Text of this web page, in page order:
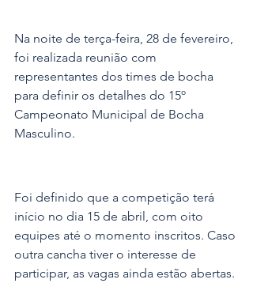
Na noite de terça-feira, 28 de fevereiro,
foi realizada reunião com
representantes dos times de bocha
para definir os detalhes do 15º
Campeonato Municipal de Bocha
Masculino.
Foi definido que a competição terá
início no dia 15 de abril, com oito
equipes até o momento inscritos. Caso
outra cancha tiver o interesse de
participar, as vagas ainda estão abertas.